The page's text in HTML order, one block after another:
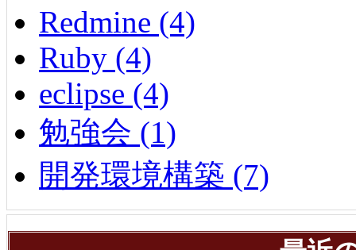
Redmine (4)
Ruby (4)
eclipse (4)
勉強会 (1)
開発環境構築 (7)